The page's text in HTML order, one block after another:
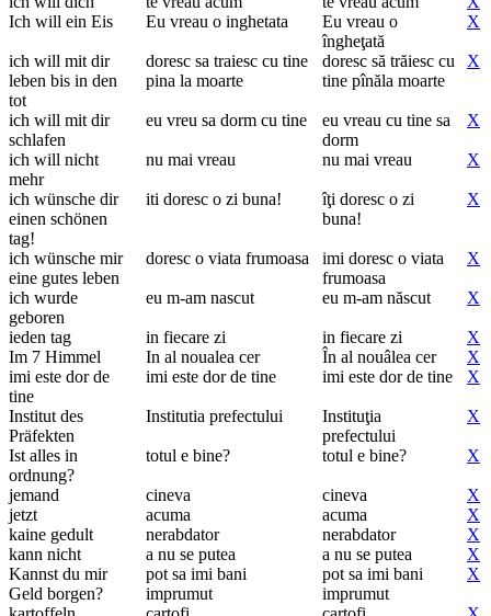
Ich will ein Eis
Eu vreau o inghetata
Eu vreau o
îngheţată
X
ich will mit dir
leben bis in den
tot
doresc sa traiesc cu tine
pina la moarte
doresc să trăiesc cu
tine pînăla moarte
X
ich will mit dir
schlafen
eu vreu sa dorm cu tine
eu vreau cu tine sa
dorm
X
ich will nicht
mehr
nu mai vreau nu mai vreau X
ich wünsche dir
einen schönen
tag!
iti doresc o zi buna!
îţi doresc o zi
buna!
X
ich wünsche mir
eine gutes leben
doresc o viata frumoasa
imi doresc o viata
frumoasa
X
ich wurde
geboren
eu m-am nascut eu m-am născut X
ieden tag in fiecare zi in fiecare zi
X
Im 7 Himmel
In al noualea cer În al nouâlea cer
X
imi este dor de
tine
imi este dor de tine imi este dor de tine X
Institut des
Präfekten
Institutia prefectului
Instituţia
prefectului
X
Ist alles in
ordnung?
totul e bine? totul e bine? X
jemand cineva cineva
X
jetzt
acuma acuma
X
kaine gedult
nerabdator nerabdator
X
kann nicht
a nu se putea a nu se putea
X
Kannst du mir
Geld borgen?
pot sa imi bani
imprumut
pot sa imi bani
imprumut
X